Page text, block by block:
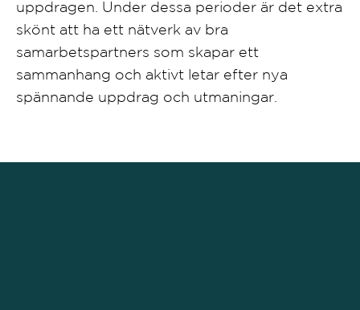
uppdragen. Under dessa perioder är det extra
skönt att ha ett nätverk av bra
samarbetspartners som skapar ett
sammanhang och aktivt letar efter nya
spännande uppdrag och utmaningar.